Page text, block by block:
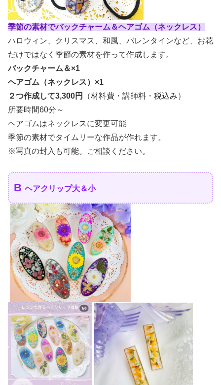
季節の素材でバックチャーム＆ヘアゴム（ネックレス）
ハロウィン、クリスマス、和風、バレンタインなど、お花
だけではなく季節の素材を作って作成します。
バックチャーム＆×1
ヘアゴム（ネックレス）×1
２つ作成して3,300円
（材料費・講師料・税込み）
所要時間60分～
ヘアゴムはネックレスに変更可能
季節の素材でタイムリーな作品が作れます。
※写真の封入も可能。ご相談ください。
B ヘアクリップ大＆小